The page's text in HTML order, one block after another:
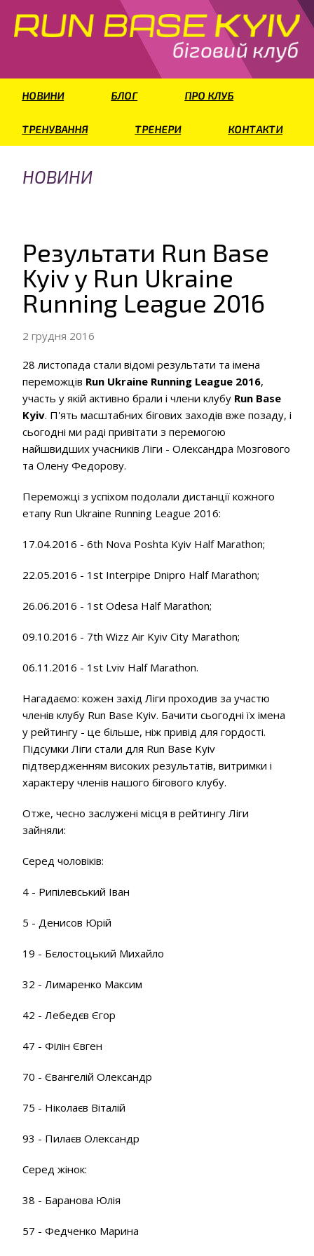
НОВИНИ БЛОГ ПРО КЛУБ
ТРЕНУВАННЯ ТРЕНЕРИ КОНТАКТИ
НОВИНИ
Результати Run Base
Kyiv у Run Ukraine
Running League 2016
2 грудня 2016
28 листопада стали відомі результати та імена
переможців Run Ukraine Running League 2016,
участь у якій активно брали і члени клубу Run Base
Kyiv. П'ять масштабних бігових заходів вже позаду, і
сьогодні ми раді привітати з перемогою
найшвидших учасників Ліги - Олександра Мозгового
та Олену Федорову.
Переможці з успіхом подолали дистанції кожного
етапу Run Ukraine Running League 2016:
17.04.2016 - 6th Nova Poshta Kyiv Half Marathon;
22.05.2016 - 1st Interpipe Dnipro Half Marathon;
26.06.2016 - 1st Odesa Half Marathon;
09.10.2016 - 7th Wizz Air Kyiv City Marathon;
06.11.2016 - 1st Lviv Half Marathon.
Нагадаємо: кожен захід Ліги проходив за участю
членів клубу Run Base Kyiv. Бачити сьогодні їх імена
у рейтингу - це більше, ніж привід для гордості.
Підсумки Ліги стали для Run Base Kyiv
підтвердженням високих результатів, витримки і
характеру членів нашого бігового клубу.
Отже, чесно заслужені місця в рейтингу Ліги
зайняли:
Серед чоловіків:
4 - Рипілевський Іван
5 - Денисов Юрій
19 - Бєлостоцький Михайло
32 - Лимаренко Максим
42 - Лебедєв Єгор
47 - Філін Євген
70 - Євангелій Олександр
75 - Ніколаєв Віталій
93 - Пилаєв Олександр
Серед жінок:
38 - Баранова Юлія
57 - Федченко Марина